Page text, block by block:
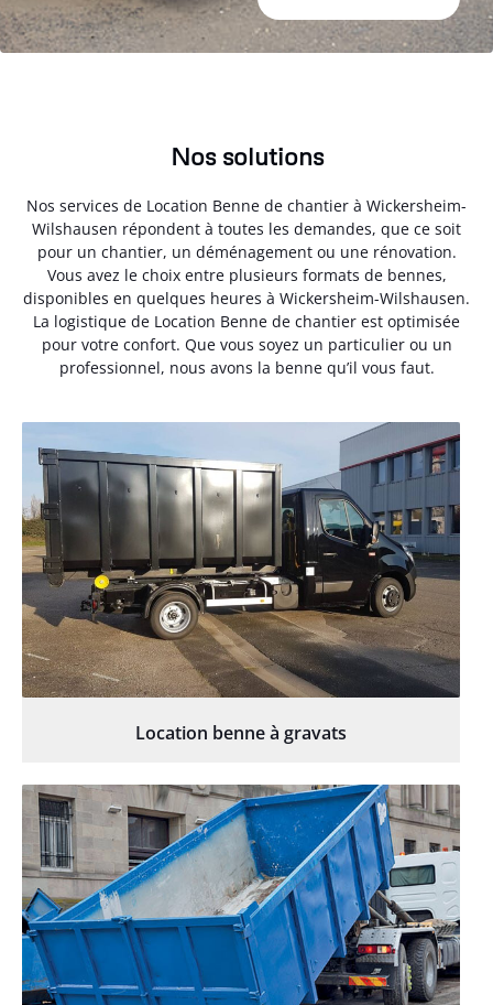
Nos solutions
Nos services de Location Benne de chantier à Wickersheim-
Wilshausen répondent à toutes les demandes, que ce soit
pour un chantier, un déménagement ou une rénovation.
Vous avez le choix entre plusieurs formats de bennes,
disponibles en quelques heures à Wickersheim-Wilshausen.
La logistique de Location Benne de chantier est optimisée
pour votre confort. Que vous soyez un particulier ou un
professionnel, nous avons la benne qu’il vous faut.
Location benne à gravats